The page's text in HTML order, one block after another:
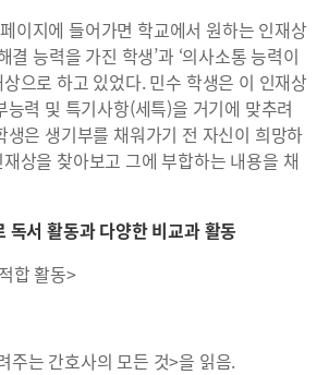
이지에 들어가면 학교에서 원하는 인재상
결 능력을 가진 학생’과 ‘의사소통 능력이
으로 하고 있었다. 민수 학생은 이 인재상
능력 및 특기사항(세특)을 거기에 맞추려
생은 생기부를 채워가기 전 자신이 희망하
상을 찾아보고 그에 부합하는 내용을 채
독서 활동과 다양한 비교과 활동
합 활동>
주는 간호사의 모든 것>을 읽음.